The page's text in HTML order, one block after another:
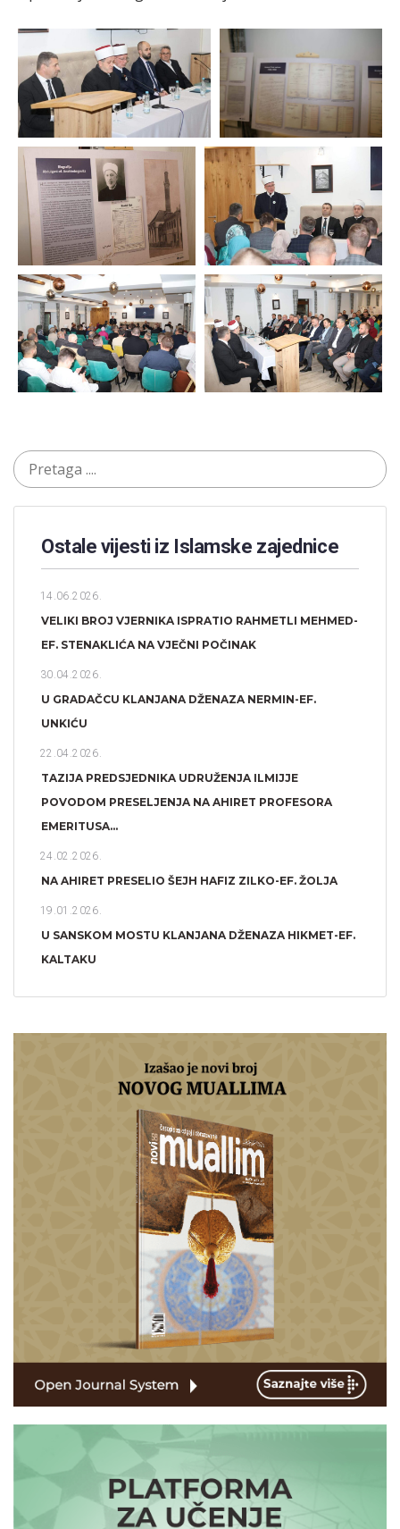
Ostale vijesti iz Islamske zajednice
14.06.2026.
VELIKI BROJ VJERNIKA ISPRATIO RAHMETLI MEHMED-
EF. STENAKLIĆA NA VJEČNI POČINAK
30.04.2026.
U GRADAČCU KLANJANA DŽENAZA NERMIN-EF.
UNKIĆU
22.04.2026.
TAZIJA PREDSJEDNIKA UDRUŽENJA ILMIJJE
POVODOM PRESELJENJA NA AHIRET PROFESORA
EMERITUSA...
24.02.2026.
NA AHIRET PRESELIO ŠEJH HAFIZ ZILKO-EF. ŽOLJA
19.01.2026.
U SANSKOM MOSTU KLANJANA DŽENAZA HIKMET-EF.
KALTAKU